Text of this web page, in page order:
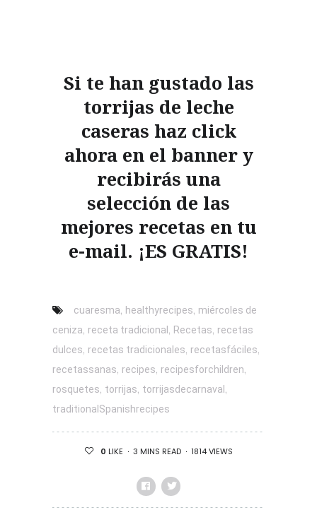
Si te han gustado las
torrijas de leche
caseras haz click
ahora en el banner y
recibirás una
selección de las
mejores recetas en tu
e-mail. ¡ES GRATIS!
cuaresma, healthyrecipes, miércoles de
ceniza, receta tradicional , Recetas, recetas
dulces, recetas tradicionales, recetasfáciles,
recetassanas, recipes, recipesforchildren,
rosquetes, torrijas, torrijasdecarnaval ,
traditionalSpanishrecipes
0 LIKE 3 MINS READ 1814 VIEWS